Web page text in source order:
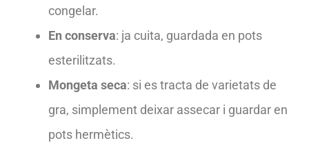
congelar.
En conserva: ja cuita, guardada en pots
esterilitzats.
Mongeta seca: si es tracta de varietats de
gra, simplement deixar assecar i guardar en
pots hermètics.